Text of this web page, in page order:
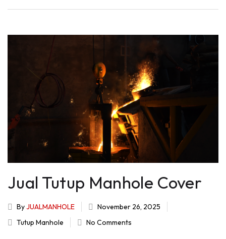
Jual Tutup Manhole Cover
ByJUALMANHOLE
November 26, 2025
Tutup Manhole
No Comments